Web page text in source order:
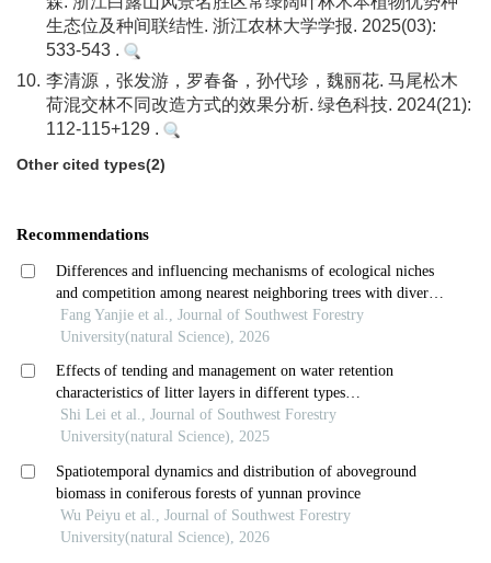
生态位及种间联结性. 浙江农林大学学报. 2025(03):
533-543 .
10. 李清源，张发游，罗春备，孙代珍，魏丽花. 马尾松木
荷混交林不同改造方式的效果分析. 绿色科技. 2024(21):
112-115+129 .
Other cited types(2)